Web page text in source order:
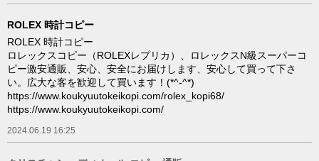
ROLEX 時計コピー
ROLEX 時計コピー
ロレックスコピー（ROLEXレプリカ）、ロレックスN級スーパーコ
ピー激安通販、安心、安全にお届けします、安心して買って下さ
い。広大な客を歓迎して買います！(*^-^*)
https://www.koukyuutokeikopi.com/rolex_kopi68/
https://www.koukyuutokeikopi.com/
2024.06.19 16:25